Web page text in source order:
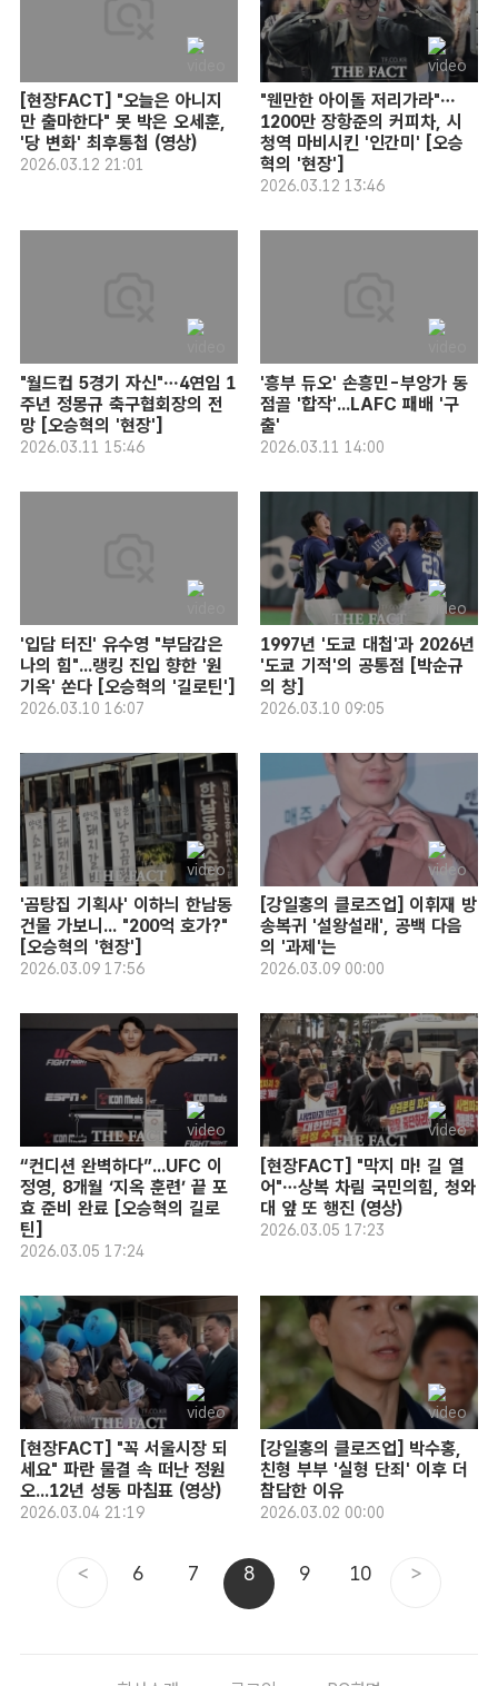
[현장FACT] "오늘은 아니지
만 출마한다" 못 박은 오세훈,
'당 변화' 최후통첩 (영상)
2026.03.12 21:01
"웬만한 아이돌 저리가라"…
1200만 장항준의 커피차, 시
청역 마비시킨 '인간미' [오승
혁의 '현장']
2026.03.12 13:46
"월드컵 5경기 자신"…4연임 1
주년 정몽규 축구협회장의 전
망 [오승혁의 '현장']
2026.03.11 15:46
'흥부 듀오' 손흥민-부앙가 동
점골 '합작'...LAFC 패배 '구
출'
2026.03.11 14:00
'입담 터진' 유수영 "부담감은
나의 힘"...랭킹 진입 향한 '원
기옥' 쏜다 [오승혁의 '길로틴']
2026.03.10 16:07
1997년 '도쿄 대첩'과 2026년
'도쿄 기적'의 공통점 [박순규
의 창]
2026.03.10 09:05
'곰탕집 기획사' 이하늬 한남동
건물 가보니... "200억 호가?"
[오승혁의 '현장']
2026.03.09 17:56
[강일홍의 클로즈업] 이휘재 방
송복귀 '설왕설래', 공백 다음
의 '과제'는
2026.03.09 00:00
“컨디션 완벽하다”...UFC 이
정영, 8개월 ‘지옥 훈련’ 끝 포
효 준비 완료 [오승혁의 길로
틴]
2026.03.05 17:24
[현장FACT] "막지 마! 길 열
어"…상복 차림 국민의힘, 청와
대 앞 또 행진 (영상)
2026.03.05 17:23
[현장FACT] "꼭 서울시장 되
세요" 파란 물결 속 떠난 정원
오...12년 성동 마침표 (영상)
2026.03.04 21:19
[강일홍의 클로즈업] 박수홍,
친형 부부 '실형 단죄' 이후 더
참담한 이유
2026.03.02 00:00
< 6 7 8 9 10 >